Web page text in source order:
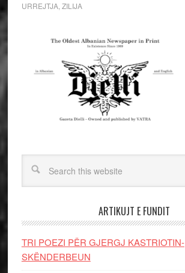
URREJTJA, ZILIJA
ARTIKUJT E FUNDIT
TRI POEZI PËR GJERGJ KASTRIOTIN-
SKËNDERBEUN